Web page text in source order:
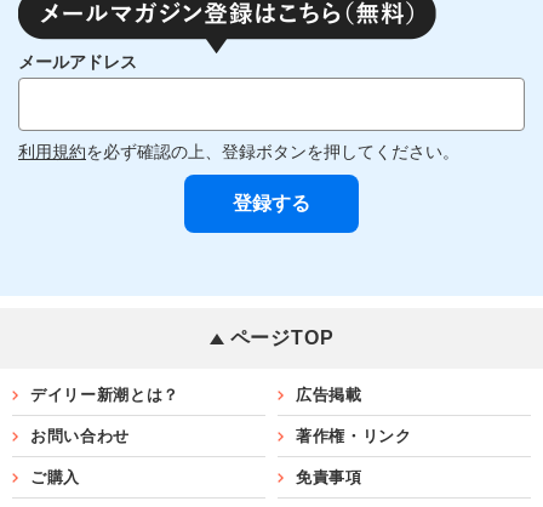
メールアドレス
利用規約を必ず確認の上、登録ボタンを押してください。
ページTOP
デイリー新潮とは？ 広告掲載
お問い合わせ 著作権・リンク
ご購入 免責事項